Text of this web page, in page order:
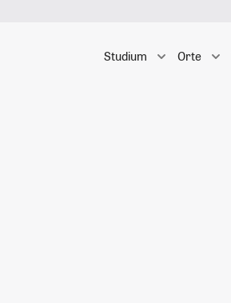
Studium Orte